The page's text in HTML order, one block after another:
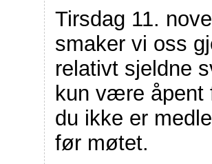
Tirsdag 11.
smaker vi oss
relativt sjeldne
kun være åpent
du ikke er
før møtet.